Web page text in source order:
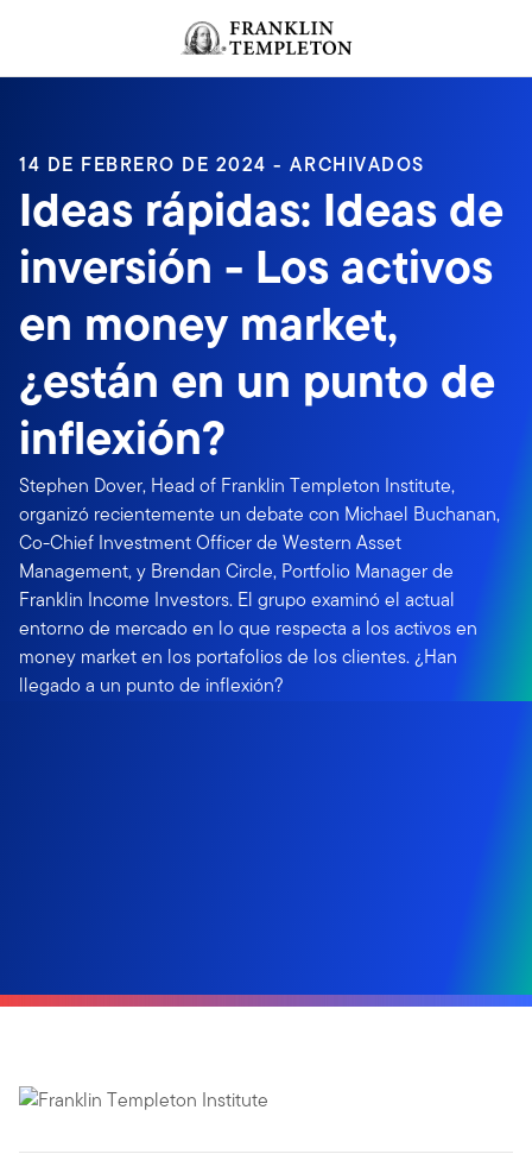
14 DE FEBRERO DE 2024 - ARCHIVADOS
Ideas rápidas: Ideas de
inversión - Los activos
en money market,
¿están en un punto de
inflexión?
Stephen Dover, Head of Franklin Templeton Institute,
organizó recientemente un debate con Michael Buchanan,
Co-Chief Investment Officer de Western Asset
Management, y Brendan Circle, Portfolio Manager de
Franklin Income Investors. El grupo examinó el actual
entorno de mercado en lo que respecta a los activos en
money market en los portafolios de los clientes. ¿Han
llegado a un punto de inflexión?